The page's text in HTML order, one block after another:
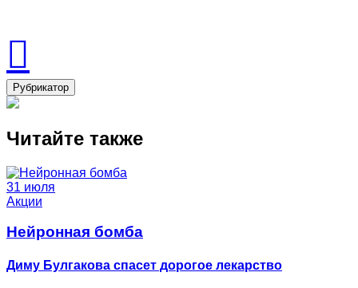
Рубрикатор
Читайте также
31 июля
Акции
Нейронная бомба
Диму Булгакова спасет дорогое лекарство